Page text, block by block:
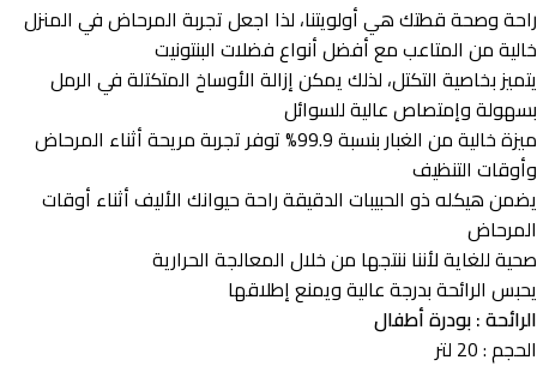
راحة وصحة قطتك هي أولويتنا، لذا اجعل تجربة المرحاض في المنزل
خالية من المتاعب مع أفضل أنواع فضلات البنتونيت
يتميز بخاصية التكتل، لذلك يمكن إزالة الأوساخ المتكتلة في الرمل
بسهولة وإمتصاص عالية للسوائل
ميزة خالية من الغبار بنسبة 99.9% توفر تجربة مريحة أثناء المرحاض
وأوقات التنظيف
يضمن هيكله ذو الحبيبات الدقيقة راحة حيوانك الأليف أثناء أوقات
المرحاض
صحية للغاية لأننا ننتجها من خلال المعالجة الحرارية
يحبس الرائحة بدرجة عالية ويمنع إطلاقها
الرائحة : بودرة أطفال
الحجم : 20 لتر